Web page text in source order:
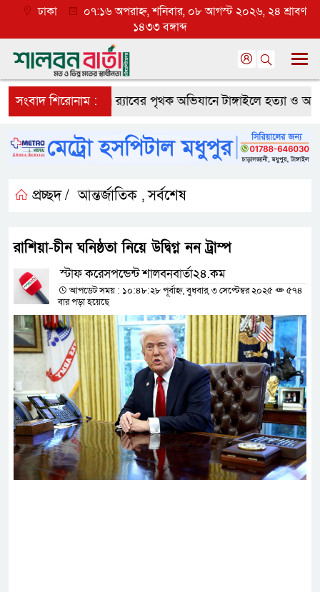
ঢাকা
০৭:১৬ অপরাহ্ন, শনিবার, ০৮ আগস্ট ২০২৬, ২৪ শ্রাবণ
১৪৩৩ বঙ্গাব্দ
সংবাদ শিরোনাম :
প্রত্যাশা র‌্যাবের পৃথক অভিযানে টাঙ্গাইলে হত্যা ও অপহরণ
প্রচ্ছদ / আন্তর্জাতিক ,সর্বশেষ
রাশিয়া-চীন ঘনিষ্ঠতা নিয়ে উদ্বিগ্ন নন ট্রাম্প
স্টাফ করেসপন্ডেন্ট শালবনবার্তা২৪.কম
আপডেট সময় : ১০:৪৮:২৮ পূর্বাহ্ন, বুধবার, ৩ সেপ্টেম্বর ২০২৫
৫৭৪
বার পড়া হয়েছে